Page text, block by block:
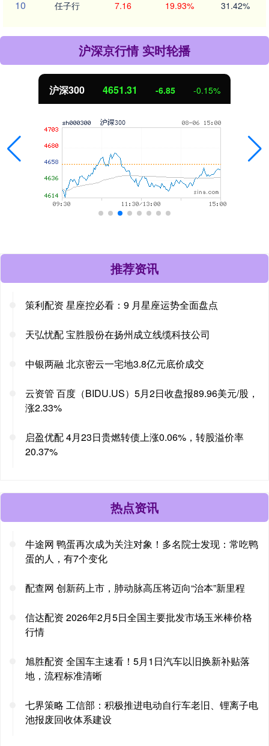
10 任子行 7.16 19.93% 31.42%
沪深京行情 实时轮播
北证50 1122.88 0.30%
推荐资讯
策利配资 星座控必看：9 月星座运势全面盘点
天弘忧配 宝胜股份在扬州成立线缆科技公司
中银两融 北京密云一宅地3.8亿元底价成交
云资管 百度（BIDU.US）5月2日收盘报89.96美元/股，
涨2.33%
启盈优配 4月23日贵燃转债上涨0.06%，转股溢价率
20.37%
热点资讯
牛途网 鸭蛋再次成为关注对象！多名院士发现：常吃鸭
蛋的人，有7个变化
配查网 创新药上市，肺动脉高压将迈向“治本”新里程
信达配资 2026年2月5日全国主要批发市场玉米棒价格
行情
旭胜配资 全国车主速看！5月1日汽车以旧换新补贴落
地，流程标准清晰
七界策略 工信部：积极推进电动自行车老旧、锂离子电
池报废回收体系建设